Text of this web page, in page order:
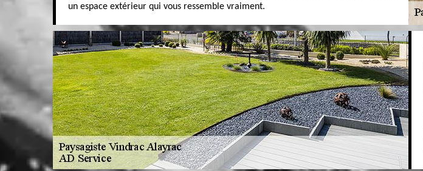
un espace extérieur qui vous ressemble vraiment.